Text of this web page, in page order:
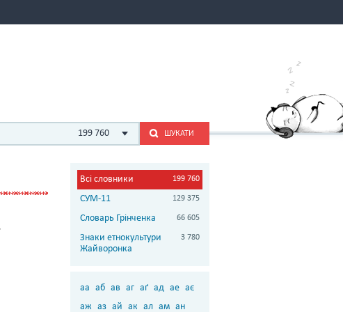
199 760 ШУКАТИ
Всі словники 199 760
СУМ-11 129 375
Словарь Грінченка 66 605
Знаки етнокультури
Жайворонка
3 780
аа аб ав аг аґ ад ае ає
аж аз ай ак ал ам ан